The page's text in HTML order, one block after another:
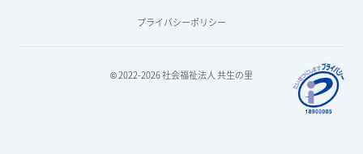
プライバシーポリシー
© 2022-2026 社会福祉法人 共生の里